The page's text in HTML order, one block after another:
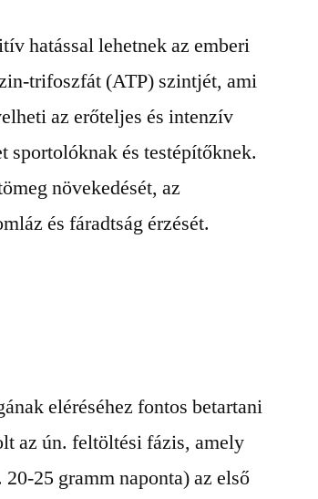
hatással lehetnek az emberi
trifoszfát (ATP) szintjét, ami
az erőteljes és intenzív
és testépítőknek.
növekedését, az
és fáradtság érzését.
eléréséhez fontos betartani
az ún. feltöltési fázis, amely
25 gramm naponta) az első